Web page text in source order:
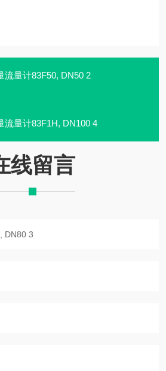
流量计83F50, DN50 2
流量计83F1H, DN100 4
线留言